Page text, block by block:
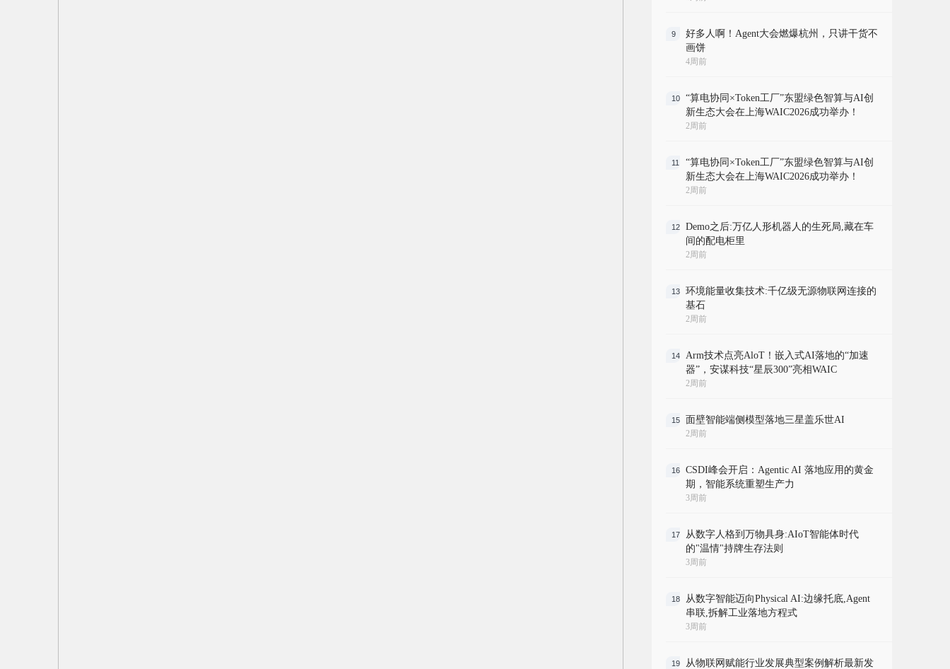
9
好多人啊！Agent大会燃爆杭州，只讲干货不
画饼
4周前
10
“算电协同×Token工厂”东盟绿色智算与AI创
新生态大会在上海WAIC2026成功举办！
2周前
11
“算电协同×Token工厂”东盟绿色智算与AI创
新生态大会在上海WAIC2026成功举办！
2周前
12
Demo之后:万亿人形机器人的生死局,藏在车
间的配电柜里
2周前
13
环境能量收集技术:千亿级无源物联网连接的
基石
2周前
14
Arm技术点亮AloT！嵌入式AI落地的“加速
器”，安谋科技“星辰300”亮相WAIC
2周前
15 面壁智能端侧模型落地三星盖乐世AI
2周前
16
CSDI峰会开启：Agentic AI 落地应用的黄金
期，智能系统重塑生产力
3周前
17
从数字人格到万物具身:AIoT智能体时代
的"温情"持牌生存法则
3周前
18
从数字智能迈向Physical AI:边缘托底,Agent
串联,拆解工业落地方程式
3周前
19
从物联网赋能行业发展典型案例解析最新发